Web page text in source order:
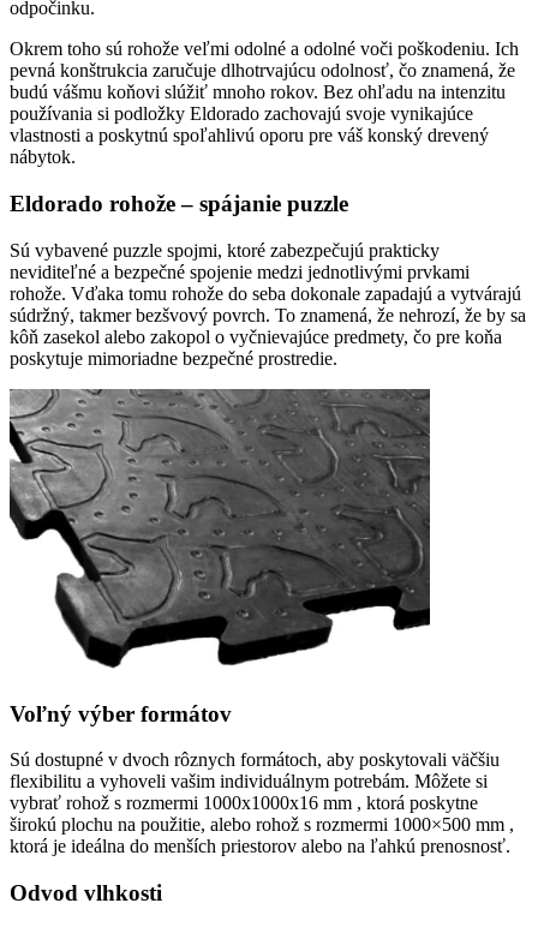
odpočinku.
Okrem toho sú rohože veľmi odolné a odolné voči poškodeniu. Ich
pevná konštrukcia zaručuje dlhotrvajúcu odolnosť, čo znamená, že
budú vášmu koňovi slúžiť mnoho rokov. Bez ohľadu na intenzitu
používania si podložky Eldorado zachovajú svoje vynikajúce
vlastnosti a poskytnú spoľahlivú oporu pre váš konský drevený
nábytok.
Eldorado rohože – spájanie puzzle
Sú vybavené puzzle spojmi, ktoré zabezpečujú prakticky
neviditeľné a bezpečné spojenie medzi jednotlivými prvkami
rohože. Vďaka tomu rohože do seba dokonale zapadajú a vytvárajú
súdržný, takmer bezšvový povrch. To znamená, že nehrozí, že by sa
kôň zasekol alebo zakopol o vyčnievajúce predmety, čo pre koňa
poskytuje mimoriadne bezpečné prostredie.
Voľný výber formátov
Sú dostupné v dvoch rôznych formátoch, aby poskytovali väčšiu
flexibilitu a vyhoveli vašim individuálnym potrebám. Môžete si
vybrať rohož s rozmermi 1000x1000x16 mm , ktorá poskytne
širokú plochu na použitie, alebo rohož s rozmermi 1000×500 mm ,
ktorá je ideálna do menších priestorov alebo na ľahkú prenosnosť.
Odvod vlhkosti